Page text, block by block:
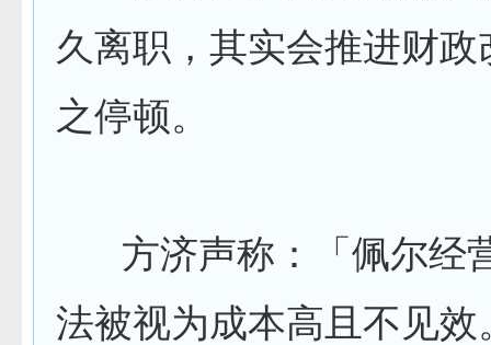
久离职，其实会推进财政
之停顿。
方济声称：「佩尔经
法被视为成本高且不见效